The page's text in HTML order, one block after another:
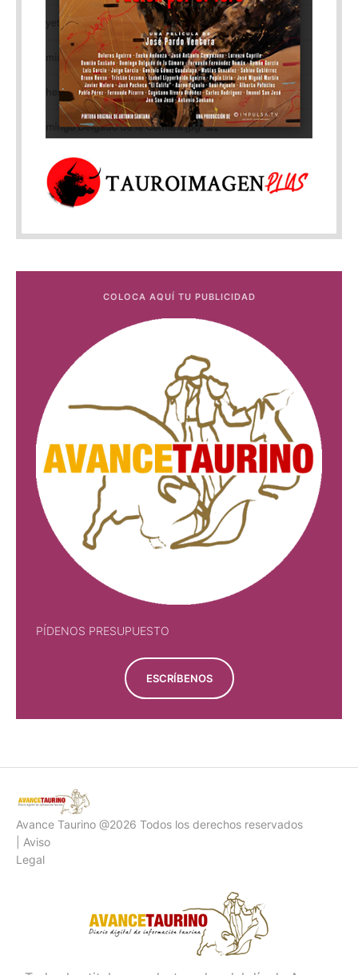
COLOCA AQUÍ TU PUBLICIDAD
PÍDENOS PRESUPUESTO
ESCRÍBENOS
Avance Taurino @2026 Todos los derechos reservados
| Aviso
Legal